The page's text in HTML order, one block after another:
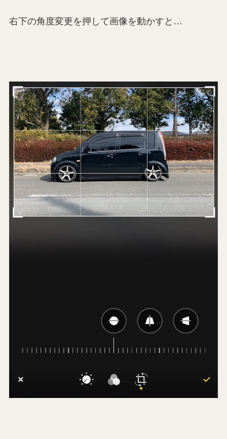
右下の角度変更を押して画像を動かすと…